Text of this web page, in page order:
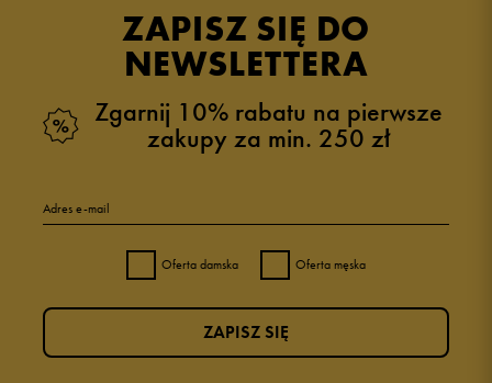
ZAPISZ SIĘ DO
NEWSLETTERA
Zgarnij 10% rabatu na pierwsze
zakupy za min. 250 zł
Adres e-mail
Oferta damska Oferta męska
ZAPISZ SIĘ